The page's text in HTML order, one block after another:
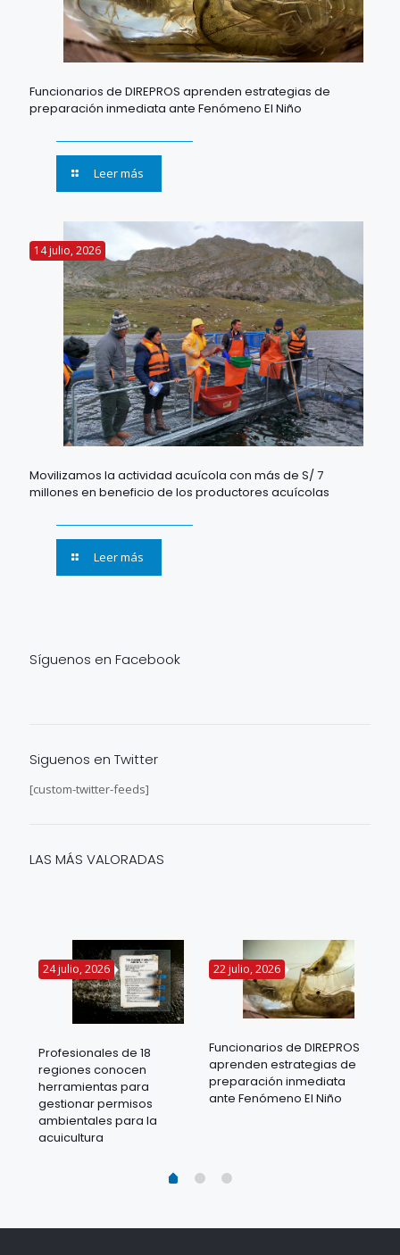
Funcionarios de DIREPROS aprenden estrategias de
preparación inmediata ante Fenómeno El Niño
Leer más
14 julio, 2026
Movilizamos la actividad acuícola con más de S/ 7
millones en beneficio de los productores acuícolas
Leer más
Síguenos en Facebook
Siguenos en Twitter
[custom-twitter-feeds]
LAS MÁS VALORADAS
24 julio, 2026
Profesionales de 18
regiones conocen
herramientas para
gestionar permisos
ambientales para la
acuicultura
22 julio, 2026
Funcionarios de DIREPROS
aprenden estrategias de
preparación inmediata
ante Fenómeno El Niño